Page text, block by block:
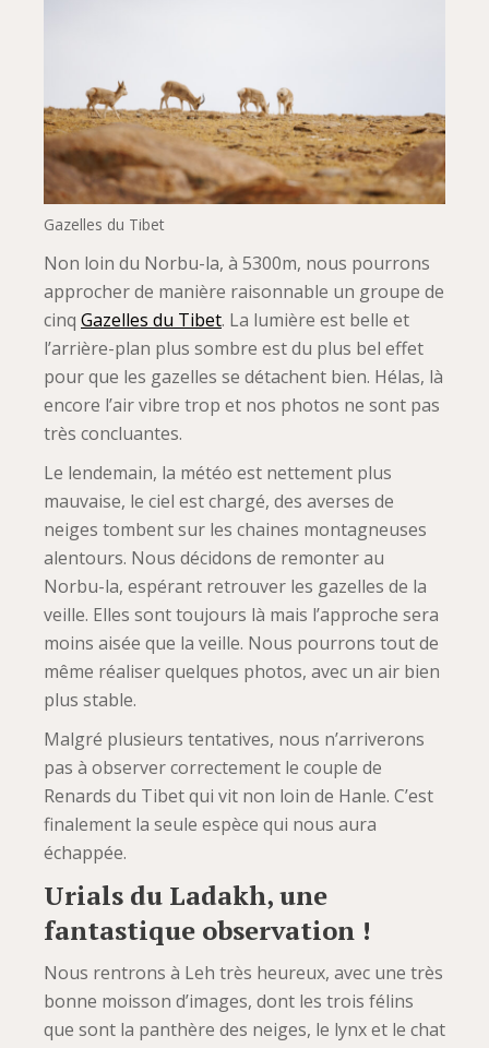
Gazelles du Tibet
Non loin du Norbu-la, à 5300m, nous pourrons
approcher de manière raisonnable un groupe de
cinq Gazelles du Tibet. La lumière est belle et
l’arrière-plan plus sombre est du plus bel effet
pour que les gazelles se détachent bien. Hélas, là
encore l’air vibre trop et nos photos ne sont pas
très concluantes.
Le lendemain, la météo est nettement plus
mauvaise, le ciel est chargé, des averses de
neiges tombent sur les chaines montagneuses
alentours. Nous décidons de remonter au
Norbu-la, espérant retrouver les gazelles de la
veille. Elles sont toujours là mais l’approche sera
moins aisée que la veille. Nous pourrons tout de
même réaliser quelques photos, avec un air bien
plus stable.
Malgré plusieurs tentatives, nous n’arriverons
pas à observer correctement le couple de
Renards du Tibet qui vit non loin de Hanle. C’est
finalement la seule espèce qui nous aura
échappée.
Urials du Ladakh, une
fantastique observation !
Nous rentrons à Leh très heureux, avec une très
bonne moisson d’images, dont les trois félins
que sont la panthère des neiges, le lynx et le chat